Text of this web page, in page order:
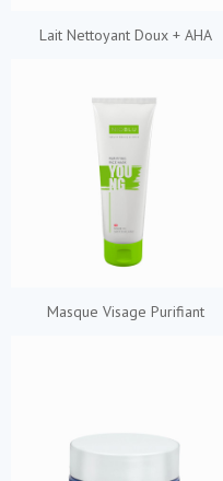
Lait Nettoyant Doux + AHA
Masque Visage Purifiant